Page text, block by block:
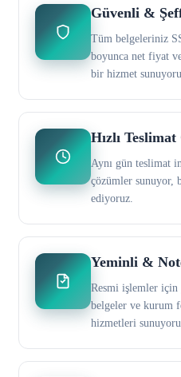
Güvenli &
Tüm belgeleriniz
boyunca net fiyat
bir hizmet
Hızlı
Aynı gün teslimat
çözümler sunuyor,
ediyoruz.
Yeminli &
Resmi işlemler
belgeler ve kurum
hizmetleri